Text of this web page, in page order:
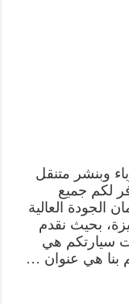
وبنشر متنقل
لكم جميع
العالية
بحيث نقدم
سيارتكم هي
بنا هي عنوان …